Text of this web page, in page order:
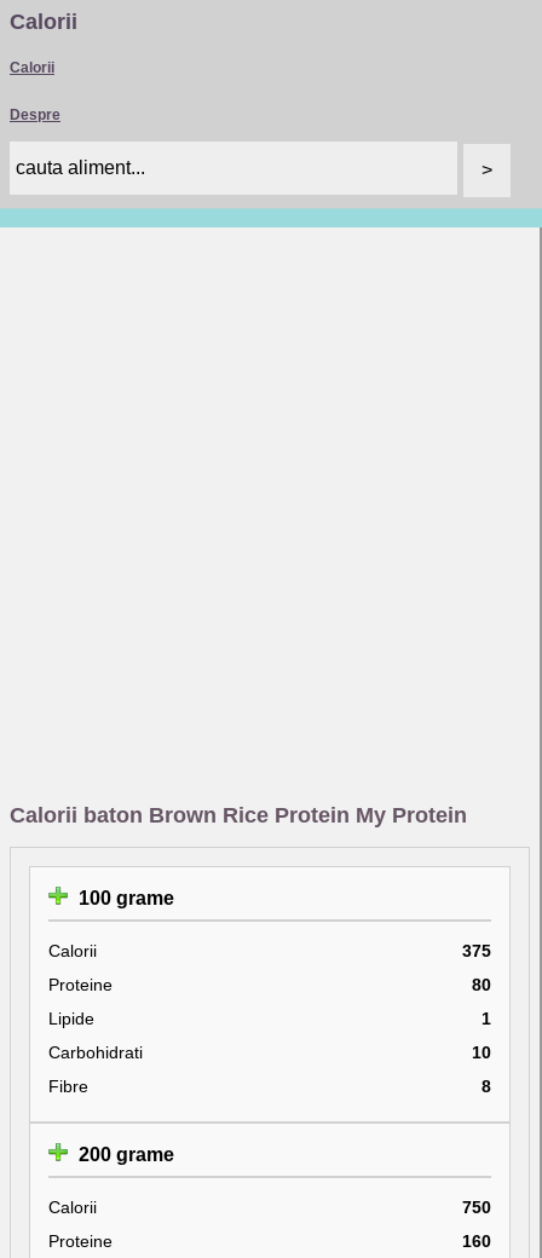
Calorii
Calorii
Despre
Calorii baton Brown Rice Protein My Protein
100 grame
Calorii
375
Proteine
80
Lipide
1
Carbohidrati
10
Fibre
8
200 grame
Calorii
750
Proteine
160